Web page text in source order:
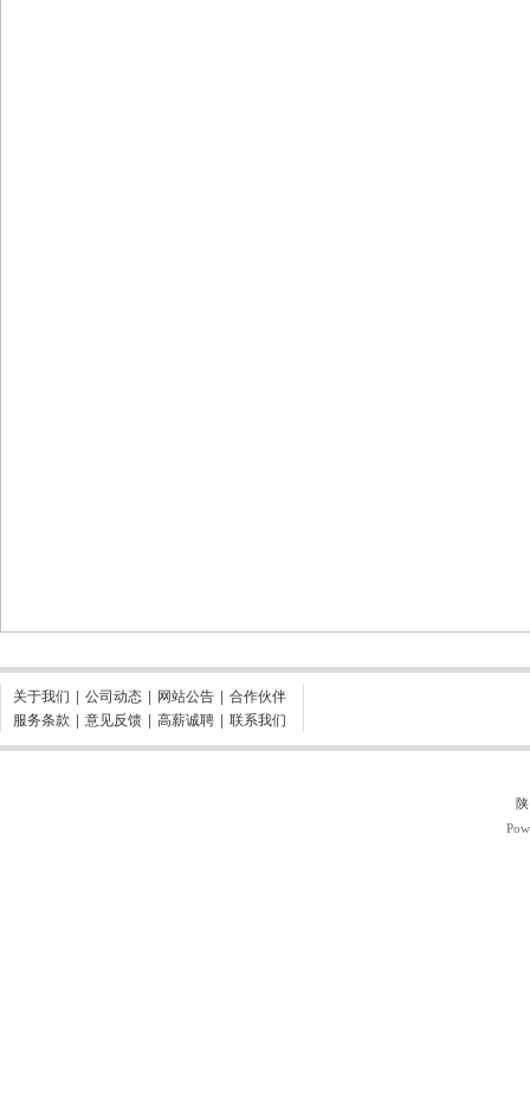
关于我们 公司动态 网站公告
合作伙伴
服务条款
意见反馈 高薪诚聘 联系我们